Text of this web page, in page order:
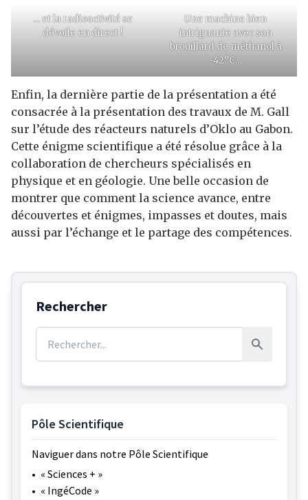
… et la radioactivité se
dévoile en direct !
Une machine bien
intriguante avec son
brouillard de méthanol à
-42°C…
Enfin, la dernière partie de la présentation a été
consacrée à la présentation des travaux de M. Gall
sur l’étude des réacteurs naturels d’Oklo au Gabon.
Cette énigme scientifique a été résolue grâce à la
collaboration de chercheurs spécialisés en
physique et en géologie. Une belle occasion de
montrer que comment la science avance, entre
découvertes et énigmes, impasses et doutes, mais
aussi par l’échange et le partage des compétences.
Rechercher
Rechercher :
Rechercher
Pôle Scientifique
Naviguer dans notre Pôle Scientifique
• « Sciences + »
• « IngéCode »